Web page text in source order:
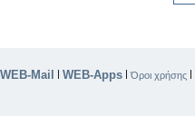
WEB-Mail | WEB-Apps |Όροι χρήσης |